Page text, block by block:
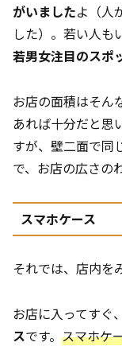
がいましたよ（人
した）。若い人も
若男女注目のスポ
お店の面積はそん
あれば十分だと思
すが、壁二面で同
で、お店の広さの
スマホケース
それでは、店内を
お店に入ってすぐ
スです。 スマホケ